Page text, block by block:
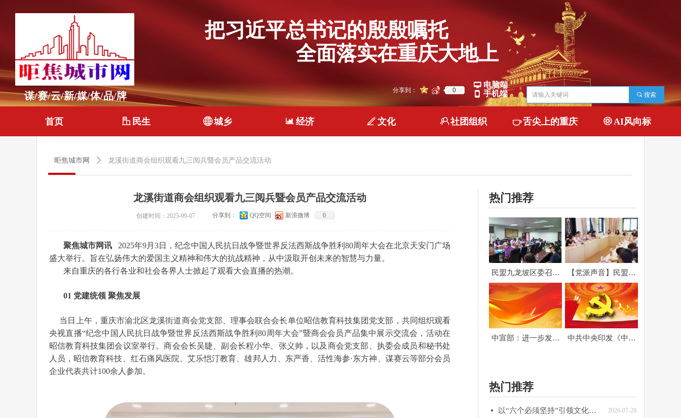
把习近平总书记的殷殷嘱托
全面落实在重庆大地上
谋/赛/云/新/媒/体/品/牌 끠 搜索
分享到： 0 넡 电脑端
넓 手机端
首页 ꀶ 民生 ꄓ城乡 ꀄ 经济 ꄅ 文化 ꁘ社团组织 ꄘ舌尖上的重庆 ꁵAI风向标
创建时间： 2025-09-07
昛焦城市网 ꄲ 龙溪街道商会组织观看九三阅兵暨会员产品交流活动
龙溪街道商会组织观看九三阅兵暨会员产品交流活动
聚焦城市网讯 2025年9月3日，纪念中国人民抗日战争暨世界反法西斯战争胜利80周年大会在北京天安门广场
盛大举行。旨在弘扬伟大的爱国主义精神和伟大的抗战精神，从中汲取开创未来的智慧与力量。
来自重庆的各行各业和社会各界人士掀起了观看大会直播的热潮。
01 党建统领 聚焦发展
当日上午，重庆市渝北区龙溪街道商会党支部、理事会联合会长单位昭信教育科技集团党支部，共同组织观看
央视直播“纪念中国人民抗日战争暨世界反法西斯战争胜利80周年大会”暨商会会员产品集中展示交流会，活动在
昭信教育科技集团会议室举行。商会会长吴睫、副会长程小华、张义帅，以及商会党支部、执委会成员和秘书处
人员，昭信教育科技、红石痛风医院、艾乐恺汀教育、雄邦人力、东严香、活性海参·东方神、谋赛云等部分会员
企业代表共计100余人参加。
分享到： QQ空间 新浪微博 0
热门推荐
2026-07-28
넷 以“六个必须坚持”引领文化强国建设
热门推荐
民盟九龙坡区委召开
参政议政座谈会
【党派声音】民盟九
龙坡区委开展暑期盟
务干部培训
中宣部：进一步发挥
中共中央印发《中国